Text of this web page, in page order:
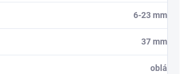
6-23 mm
37 mm
oblá